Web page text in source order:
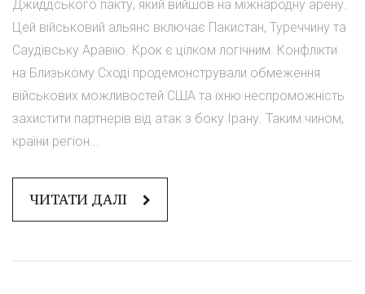
Джиддського пакту, який вийшов на міжнародну арену.
Цей військовий альянс включає Пакистан, Туреччину та
Саудівську Аравію. Крок є цілком логічним. Конфлікти
на Близькому Сході продемонстрували обмеження
військових можливостей США та їхню неспроможність
захистити партнерів від атак з боку Ірану. Таким чином,
країни регіон...
ЧИТАТИ ДАЛІ